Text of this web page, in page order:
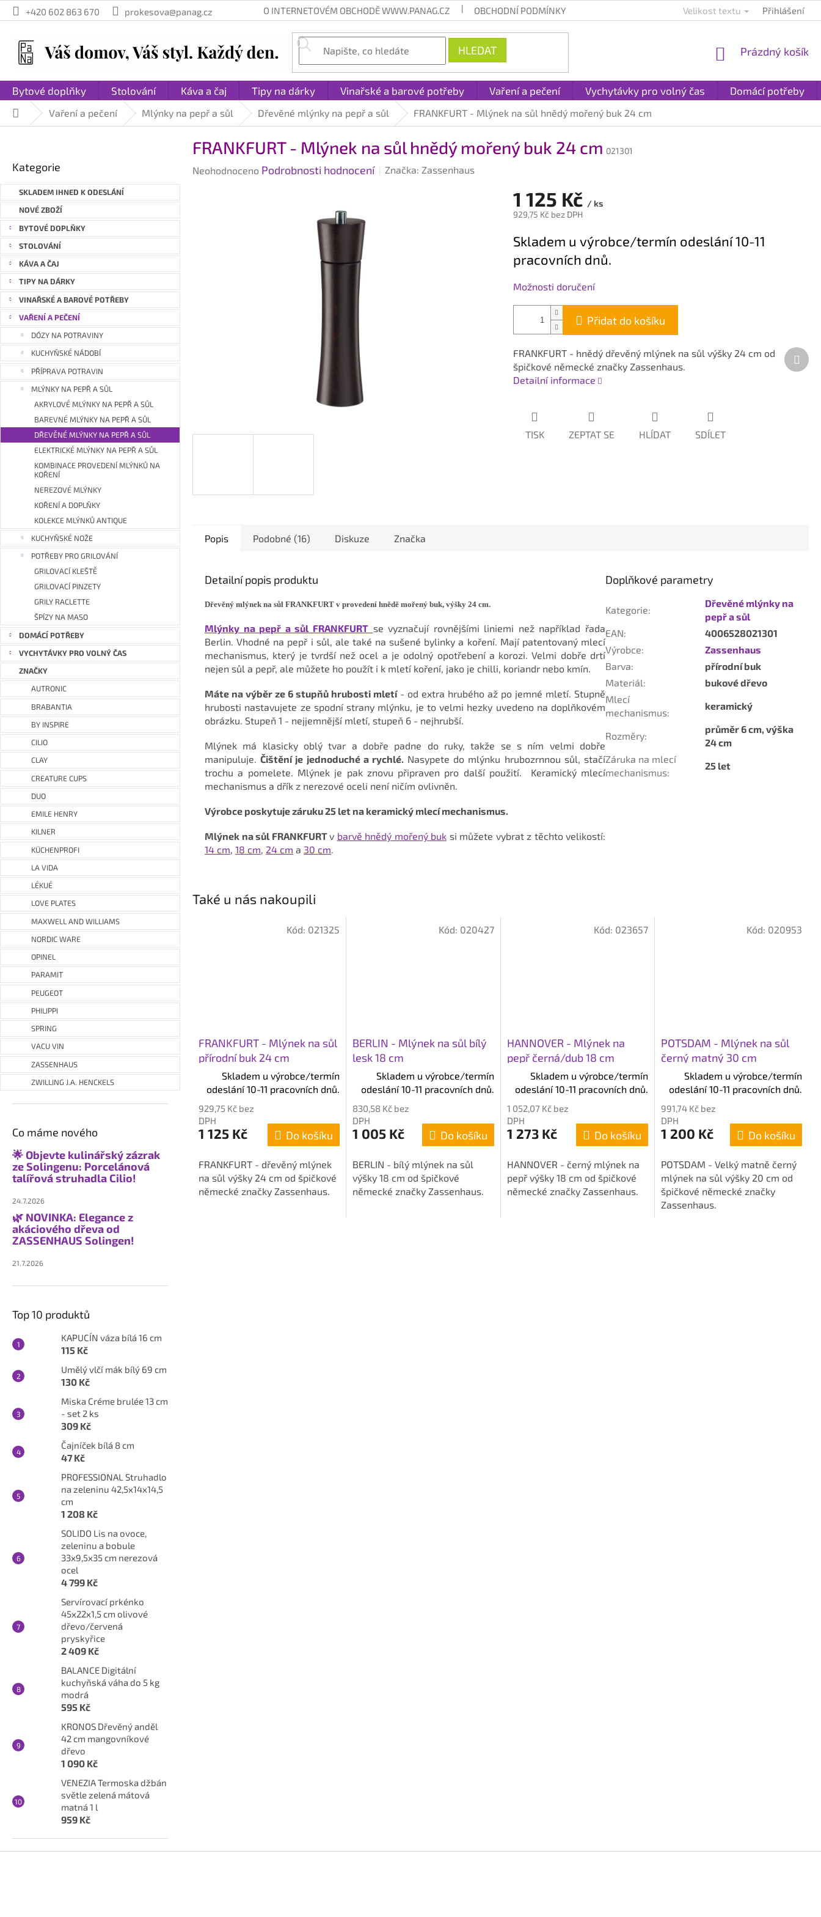
Přejít
na
+420 602 863 670 prokesova@panag.cz O INTERNETOVÉM OBCHODĚ WWW.PANAG.CZ OBCHODNÍ PODMÍNKY PLATBA A DOPRAVA REKLAMACE
Velikost textu Přihlášení
HLEDAT
NÁKUPNÍ
Prázdný košík
Bytové doplňky Stolování Káva a čaj Tipy na dárky Vinařské a barové potřeby Vaření a pečení Vychytávky pro volný čas Domácí potřeby
DomůVaření a pečení Mlýnky na pepř a sůl Dřevěné mlýnky na pepř a sůl FRANKFURT - Mlýnek na sůl hnědý mořený buk 24 cm
a
n
n
í
n
e
l
kategorie
Kategorie
SKLADEM IHNED K ODESLÁNÍ
NOVÉ ZBOŽÍ
BYTOVÉ DOPLŇKY
STOLOVÁNÍ
KÁVA A ČAJ
TIPY NA DÁRKY
VINAŘSKÉ A BAROVÉ POTŘEBY
VAŘENÍ A PEČENÍ
DÓZY NA POTRAVINY
KUCHYŇSKÉ NÁDOBÍ
PŘÍPRAVA POTRAVIN
MLÝNKY NA PEPŘ A SŮL
AKRYLOVÉ MLÝNKY NA PEPŘ A SŮL
BAREVNÉ MLÝNKY NA PEPŘ A SŮL
DŘEVĚNÉ MLÝNKY NA PEPŘ A SŮL
ELEKTRICKÉ MLÝNKY NA PEPŘ A SŮL
KOMBINACE PROVEDENÍ MLÝNKŮ NA
KOŘENÍ
NEREZOVÉ MLÝNKY
KOŘENÍ A DOPLŇKY
KOLEKCE MLÝNKŮ ANTIQUE
KUCHYŇSKÉ NOŽE
POTŘEBY PRO GRILOVÁNÍ
GRILOVACÍ KLEŠTĚ
GRILOVACÍ PINZETY
GRILY RACLETTE
ŠPÍZY NA MASO
DOMÁCÍ POTŘEBY
VYCHYTÁVKY PRO VOLNÝ ČAS
ZNAČKY
AUTRONIC
BRABANTIA
BY INSPIRE
CILIO
CLAY
CREATURE CUPS
DUO
EMILE HENRY
KILNER
KÜCHENPROFI
LA VIDA
LÉKUÉ
LOVE PLATES
MAXWELL AND WILLIAMS
NORDIC WARE
OPINEL
PARAMIT
PEUGEOT
PHILIPPI
SPRING
VACU VIN
ZASSENHAUS
ZWILLING J.A. HENCKELS
Co máme nového
🌟 Objevte kulinářský zázrak
ze Solingenu: Porcelánová
talířová struhadla Cilio!
24.7.2026
🌿 NOVINKA: Elegance z
akáciového dřeva od
ZASSENHAUS Solingen!
21.7.2026
Top 10 produktů
KAPUCÍN váza bílá 16 cm
115 Kč
Umělý vlčí mák bílý 69 cm
130 Kč
Miska Créme brulée 13 cm
- set 2 ks
309 Kč
Čajníček bílá 8 cm
47 Kč
PROFESSIONAL Struhadlo
na zeleninu 42,5x14x14,5
cm
1 208 Kč
SOLIDO Lis na ovoce,
zeleninu a bobule
33x9,5x35 cm nerezová
ocel
4 799 Kč
Servírovací prkénko
45x22x1,5 cm olivové
dřevo/červená
pryskyřice
2 409 Kč
BALANCE Digitální
kuchyňská váha do 5 kg
modrá
595 Kč
KRONOS Dřevěný anděl
42 cm mangovníkové
dřevo
1 090 Kč
VENEZIA Termoska džbán
světle zelená mátová
matná 1 l
959 Kč
FRANKFURT - Mlýnek na sůl hnědý mořený buk 24 cm 021301
Průměrné
Neohodnoceno Podrobnosti hodnocení Značka: Zassenhaus
1 125 Kč / ks
929,75 Kč bez DPH
cena:
Skladem u výrobce/termín odeslání 10-11
pracovních dnů.
Možnosti doručení
Přidat do košíku
FRANKFURT - hnědý dřevěný mlýnek na sůl výšky 24 cm od
špičkové německé značky Zassenhaus.
Detailní informace
TISK ZEPTAT SE HLÍDAT SDÍLET
Popis Podobné (16) Diskuze Značka
Detailní popis produktu
Dřevěný mlýnek na sůl FRANKFURT v provedení hnědě mořený buk, výšky 24 cm.
Mlýnky na pepř a sůl FRANKFURT se vyznačují rovnějšími liniemi než například řada
Berlin. Vhodné na pepř i sůl, ale také na sušené bylinky a koření. Mají patentovaný mlecí
mechanismus, který je tvrdší než ocel a je odolný opotřebení a korozi. Velmi dobře drtí
nejen sůl a pepř, ale můžete ho použít i k mletí koření, jako je chilli, koriandr nebo kmín.
Máte na výběr ze 6 stupňů hrubosti mletí - od extra hrubého až po jemné mletí. Stupně
hrubosti nastavujete ze spodní strany mlýnku, je to velmi hezky uvedeno na doplňkovém
obrázku. Stupeň 1 - nejjemnější mletí, stupeň 6 - nejhrubší.
Mlýnek má klasicky oblý tvar a dobře padne do ruky, takže se s ním velmi dobře
manipuluje. Čištění je jednoduché a rychlé. Nasypete do mlýnku hrubozrnnou sůl, stačí
trochu a pomelete. Mlýnek je pak znovu připraven pro další použití. Keramický mlecí
mechanismus a dřík z nerezové oceli není ničím ovlivněn.
Výrobce poskytuje záruku 25 let na keramický mlecí mechanismus.
Mlýnek na sůl FRANKFURTv barvě hnědý mořený buk si můžete vybrat z těchto velikostí:
14 cm, 18 cm, 24 cm a 30 cm.
Doplňkové parametry
Kategorie:
Dřevěné mlýnky na
pepř a sůl
EAN:
4006528021301
Výrobce:
Zassenhaus
Barva:
přírodní buk
Materiál:
bukové dřevo
Mlecí
mechanismus:
keramický
Rozměry:
průměr 6 cm, výška
24 cm
Záruka na mlecí
mechanismus:
25 let
Také u nás nakoupili
FRANKFURT - Mlýnek na sůl
přírodní buk 24 cm
Skladem u výrobce/termín
odeslání 10-11 pracovních dnů.
929,75 Kč bez
DPH
1 125 Kč Do košíku
FRANKFURT - dřevěný mlýnek
na sůl výšky 24 cm od špičkové
německé značky Zassenhaus.
Kód: 021325
BERLIN - Mlýnek na sůl bílý
lesk 18 cm
Skladem u výrobce/termín
odeslání 10-11 pracovních dnů.
830,58 Kč bez
DPH
1 005 Kč Do košíku
BERLIN - bílý mlýnek na sůl
výšky 18 cm od špičkové
německé značky Zassenhaus.
Kód: 020427
HANNOVER - Mlýnek na
pepř černá/dub 18 cm
Skladem u výrobce/termín
odeslání 10-11 pracovních dnů.
1 052,07 Kč bez
DPH
1 273 Kč Do košíku
HANNOVER - černý mlýnek na
pepř výšky 18 cm od špičkové
německé značky Zassenhaus.
Kód: 023657
POTSDAM - Mlýnek na sůl
černý matný 30 cm
Skladem u výrobce/termín
odeslání 10-11 pracovních dnů.
991,74 Kč bez
DPH
1 200 Kč Do košíku
POTSDAM - Velký matně černý
mlýnek na sůl výšky 20 cm od
špičkové německé značky
Zassenhaus.
Kód: 020953